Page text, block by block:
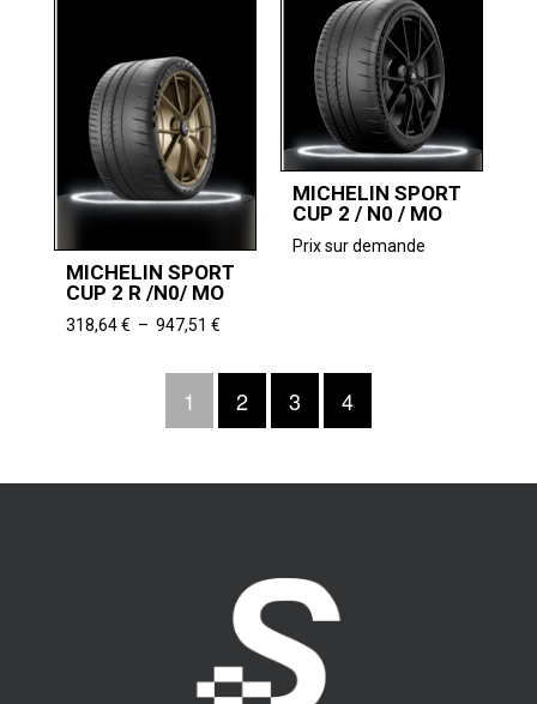
MICHELIN SPORT
CUP 2 R /N0/ MO
318,64€ – 947,51 €Plage
prix :
318,64 €
MICHELIN SPORT
CUP 2 / N0 / MO
Prix sur demande
1 2 3 4